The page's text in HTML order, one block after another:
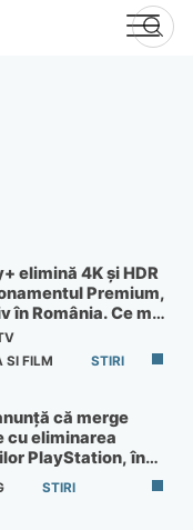
elimină 4K și HDR
Premium,
în România. Ce mai
de 60 lei pe lună
SI FILM
STIRI
că merge
cu eliminarea
PlayStation, în
STIRI